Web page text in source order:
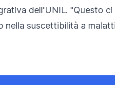
dell'UNIL. "Questo
suscettibilità a